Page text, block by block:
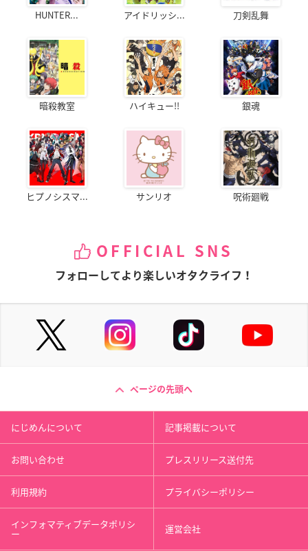
HUNTER... アイドリッシ... 刀剣乱舞
暗殺教室 ハイキュー!! 銀魂
ヒプノシスマ... サンリオ 呪術廻戦
OFFICIAL SNS
フォローしてより楽しいオタクライフ！
ページの先頭へ
にじめんについて 記事掲載について
お問い合わせ プレスリリース送付先
利用規約 プライバシーポリシー
インフォマティブデータポリシ
ー 運営会社